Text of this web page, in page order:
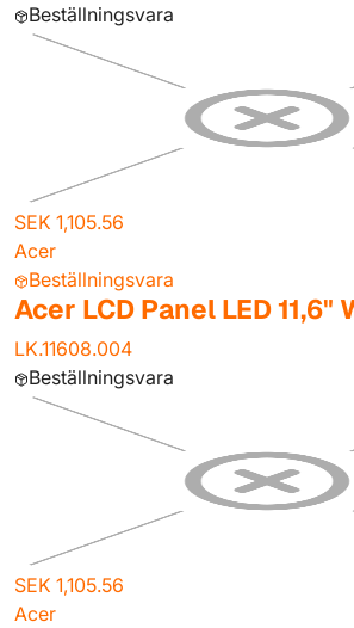
Beställningsvara
SEK 1,105.56
Acer
Beställningsvara
Acer LCD Panel LED 11,6"
LK.11608.004
Beställningsvara
SEK 1,105.56
Acer